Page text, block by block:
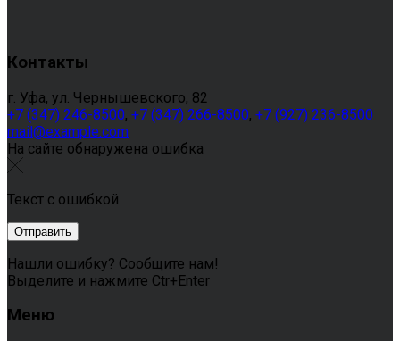
Контакты
г. Уфа, ул. Чернышевского, 82
+7 (347) 246-8500, +7 (347) 266-8500, +7 (927) 236-8500
mail@example.com
На сайте обнаружена ошибка
Текст с ошибкой
Нашли ошибку? Сообщите нам!
Выделите и нажмите Ctr+Enter
Меню